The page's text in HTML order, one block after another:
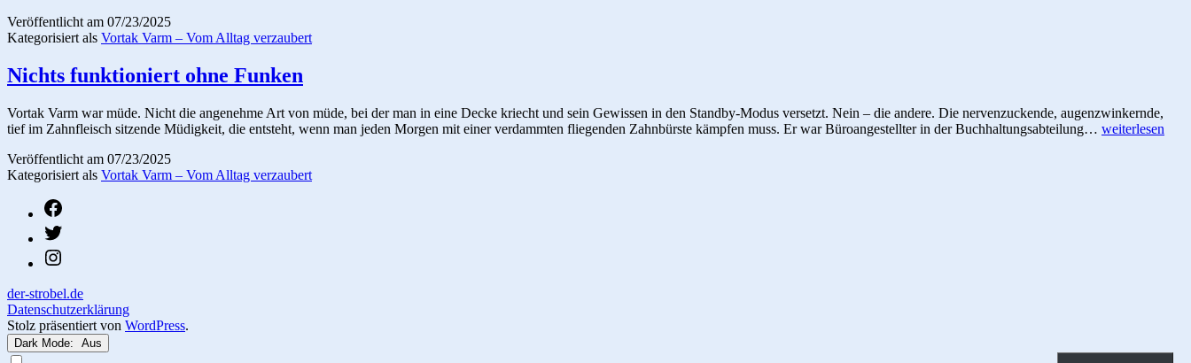
Veröffentlicht am 07/23/2025
Kategorisiert als Vortak Varm – Vom Alltag verzaubert
Nichts funktioniert ohne Funken
Vortak Varm war müde. Nicht die angenehme Art von müde, bei der man in eine Decke kriecht und sein Gewissen in den Standby-Modus versetzt. Nein – die andere. Die nervenzuckende, augenzwinkernde,
tief im Zahnfleisch sitzende Müdigkeit, die entsteht, wenn man jeden Morgen mit einer verdammten fliegenden Zahnbürste kämpfen muss. Er war Büroangestellter in der Buchhaltungsabteilung… Nichts
weiterlesen
Veröffentlicht am 07/23/2025
Kategorisiert als Vortak Varm – Vom Alltag verzaubert
der-strobel.de
Datenschutzerklärung
Stolz präsentiert von WordPress.
Dark Mode: